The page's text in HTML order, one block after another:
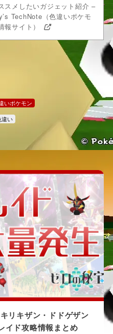
スメしたいガジェット紹介 –
TechNote（色違いポケモ
報サイト）
いポケモン
違い
リキザン・ドドゲザン
イド攻略情報まとめ